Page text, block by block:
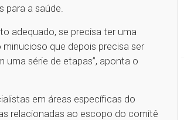
a saúde.
adequado, se precisa ter uma
que depois precisa ser
uma série de etapas”, aponta o
em áreas específicas do
relacionadas ao escopo do comitê